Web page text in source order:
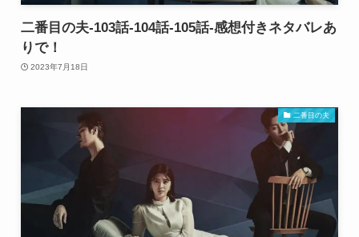
二番目の夫-103話-104話-105話-感想付きネタバレあ
りで！
2023年7月18日
二番目の夫